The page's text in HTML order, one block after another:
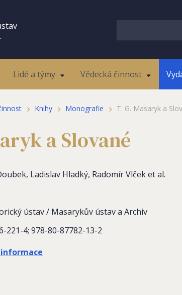
Lidé a týmy Vědecká činnost
Knihy Monografie T. G. Masaryk a
a Slované
Ladislav Hladký, Radomír Vlček et al.
ústav / Masarykův ústav a Archiv
221-4; 978-80-87782-13-2